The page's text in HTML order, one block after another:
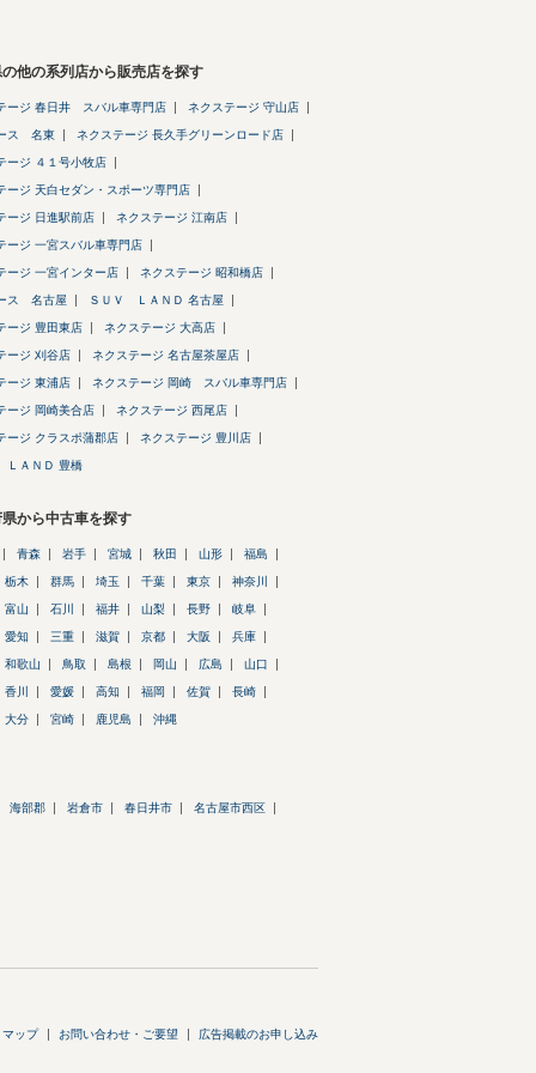
他の系列店から販売店を探す
ージ 春日井 スバル車専門店 ネクステージ 守山店
ス 名東 ネクステージ 長久手グリーンロード店
ージ ４１号小牧店
ージ 天白セダン・スポーツ専門店
ージ 日進駅前店 ネクステージ 江南店
ージ 一宮スバル車専門店
ージ 一宮インター店 ネクステージ 昭和橋店
ス 名古屋 ＳＵＶ ＬＡＮＤ 名古屋
ージ 豊田東店 ネクステージ 大高店
ージ 刈谷店 ネクステージ 名古屋茶屋店
ージ 東浦店 ネクステージ 岡崎 スバル車専門店
ージ 岡崎美合店 ネクステージ 西尾店
ージ クラスポ蒲郡店 ネクステージ 豊川店
ＡＮＤ 豊橋
から中古車を探す
青森 岩手 宮城 秋田 山形 福島
栃木 群馬 埼玉 千葉 東京 神奈川
富山 石川 福井 山梨 長野 岐阜
愛知 三重 滋賀 京都 大阪 兵庫
和歌山 鳥取 島根 岡山 広島 山口
香川 愛媛 高知 福岡 佐賀 長崎
大分 宮崎 鹿児島 沖縄
海部郡 岩倉市 春日井市 名古屋市西区
マップ お問い合わせ・ご要望 広告掲載のお申し込み